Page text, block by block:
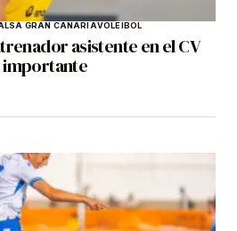
GRAN CANARIAVOLEIBOL
asistente en el CV
importante